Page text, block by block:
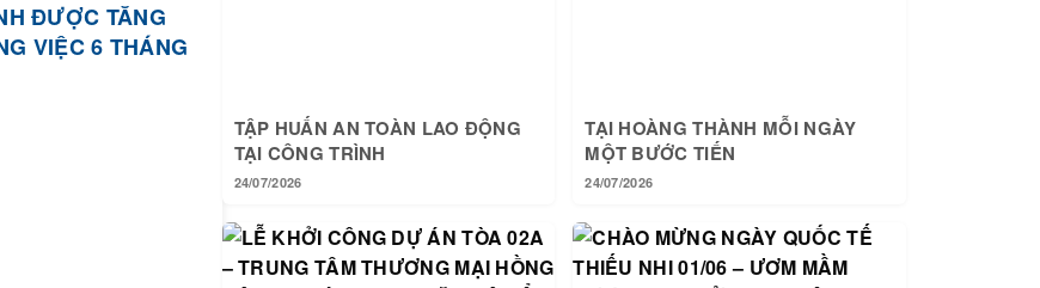
ĐƯỢC TĂNG
VIỆC 6 THÁNG
TẬP HUẤN AN TOÀN LAO ĐỘNG
TẠI CÔNG TRÌNH
24/07/2026
TẠI HOÀNG THÀNH MỖI NGÀY
MỘT BƯỚC TIẾN
24/07/2026